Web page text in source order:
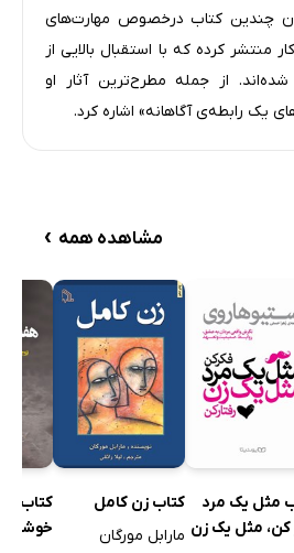
چندین کتاب درخصوص مهارت‌های
کرده که با استقبال بالایی از
از جمله مطرح‌ترین آثار او
یک رابطه‌ی آگاهانه» اشاره کرد.
مشاهده همه ›
مثل یک مرد
کن، مثل یک زن
کتاب زن کامل
مارابل مورگان
کتاب